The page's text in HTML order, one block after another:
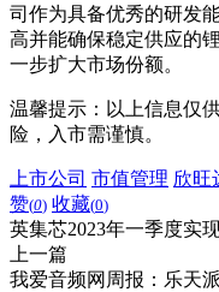
司作为具备优秀的研发
高并能确保稳定供应的
一步扩大市场份额。
温馨提示：以上信息仅
险，入市需谨慎。
上市公司 市值管理 欣旺
赞(0) 收藏(0)
英集芯2023年一季度实
上一篇
我爱音频网周报：乐天